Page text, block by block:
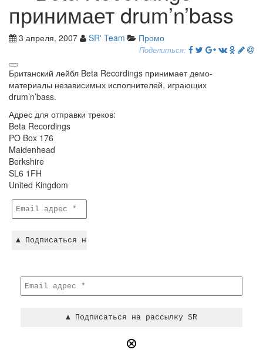
принимает drum’n’bass
3 апреля, 2007 SR' Team Промо
Поделиться:
Британский лейбл Beta Recordings принимает демо-
материалы независимых исполнителей, играющих
drum’n’bass.
Адрес для отправки треков:
Beta Recordings
PO Box 176
Maidenhead
Berkshire
SL6 1FH
United Kingdom